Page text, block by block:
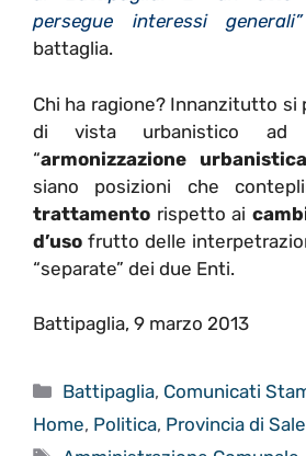
persegue interessi generali”
battaglia.
Chi ha ragione? Innanzitutto si
di vista urbanistico
“armonizzazione urbanistica
siano posizioni che
trattamento rispetto ai
d’uso frutto delle
“separate” dei due Enti.
Battipaglia, 9 marzo 2013
Categorie
Battipaglia, Comunicati
Home, Politica, Provincia di